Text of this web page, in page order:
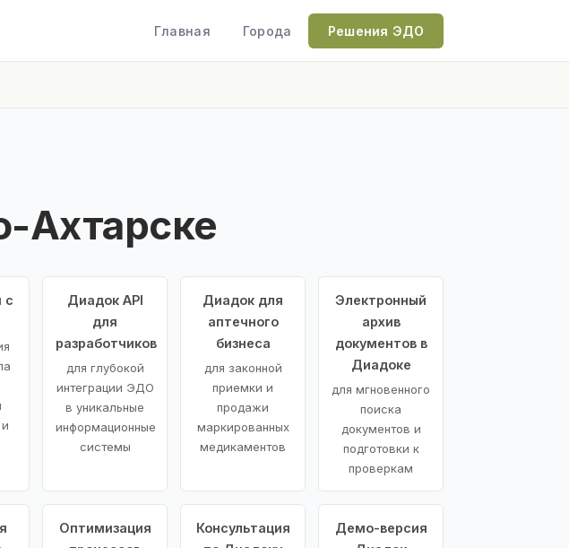
Главная Города Решения ЭДО
Ахтарске
с
Диадок API
для
разработчиков
для глубокой
интеграции ЭДО
в уникальные
информационные
системы
Диадок для
аптечного
бизнеса
для законной
приемки и
продажи
маркированных
медикаментов
Электронный
архив
документов в
Диадоке
для мгновенного
поиска
документов и
подготовки к
проверкам
Оптимизация
Консультация
Демо-версия